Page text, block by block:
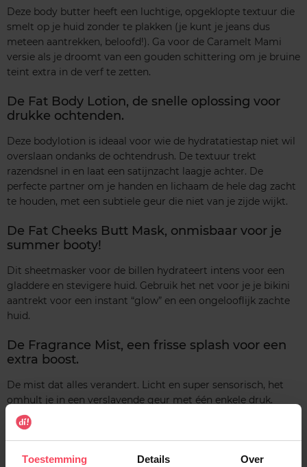
Toestemming Details Over
Deze body butter heeft een luchtige, opgeklopte textuur die
smelt op je huid zonder te plakken (je kunt je jeans dus
meteen aantrekken, beloofd!). Ga voor de Caramelt Mami
versie als je droomt van een gouden schittering om je bruine
teint extra in de verf te zetten.
De Fat Body Lotion, de snelle oplossing voor
drukke ochtenden.
Deze bodylotion is ideaal voor wie de hydratatiestap niet wil
overslaan ondanks de ochtendrush. De textuur trekt
razendsnel in en laat een satijnzacht laagje achter. De
perfecte partner om je handen en lichaam de hele dag zacht
te houden, met een subtiele geur die niet van je zijde wijkt.
De Fat Cheeks Butt Mask, onmisbaar voor je
summer booty!
Dit sheetmasker voor de billen hydrateert intens voor een
gladdere en stevigere huid. Gebruik het net voor je je bikini
aantrekt voor een instant “glow” en een ongelooflijk zachte
huid.
De Fragrance Mist, een frisse splash voor een
extra boost.
De mist dat alles verandert. Licht en super sensorisch, het
omhult je in een verslavende geur met één enkele druk.
Aarzel niet om er een beetje op je borstel te spuiten voordat
je je haar föhnt: je laadt een onweerstaanbaar geurspoor
achter bij elke beweging.